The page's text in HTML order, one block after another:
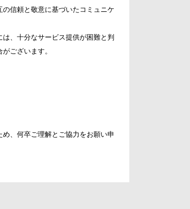
信頼と敬意に基づいたコミュニケ
、十分なサービス提供が困難と判
ございます。
、何卒ご理解とご協力をお願い申